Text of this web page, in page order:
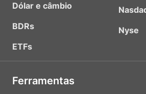
Dólar e câmbio
BDRs
ETFs
Nyse
Ferramentas